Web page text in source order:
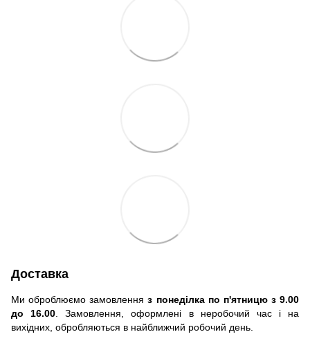
Доставка
Ми оброблюємо замовленняз понеділка по п'ятницю з 9.00
до 16.00. Замовлення, оформлені в неробочий час і на
вихідних, обробляються в найближчий робочий день.